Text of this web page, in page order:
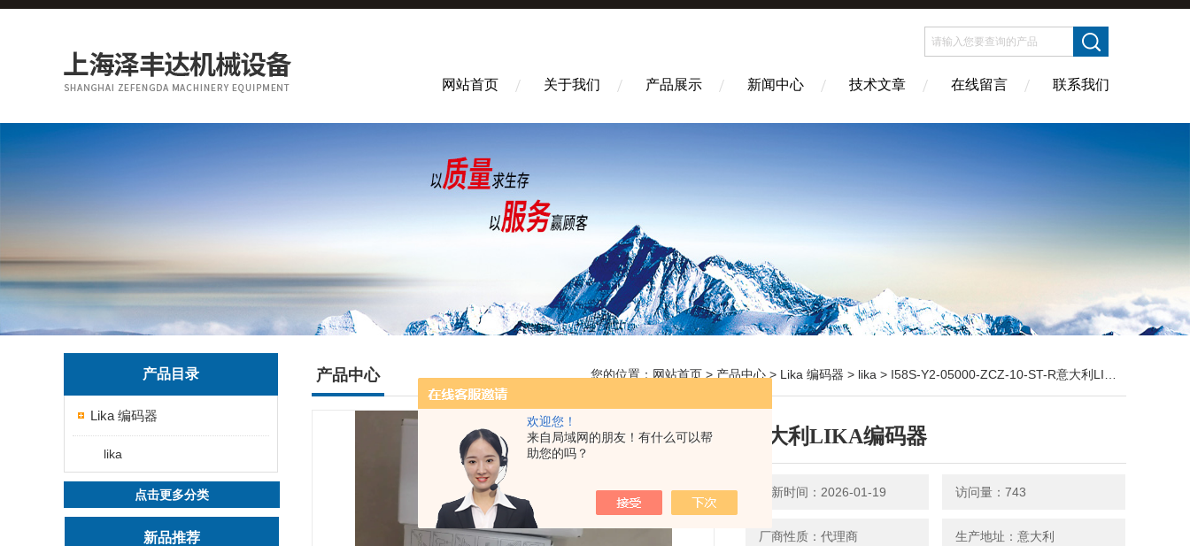
欢迎您！
来自局域网的朋友！有什么可以帮
助您的吗？
网站首页 关于我们 产品展示 新闻中心 技术文章 在线留言 联系我们
产品目录
Lika 编码器
lika
点击更多分类
新品推荐
产品中心 您的位置： 网站首页 > 产品中心 > Lika 编码器 > lika > I58S-Y2-05000-ZCZ-10-ST-R意大利LIKA编码器
意大利LIKA编码器
更新时间：2026-01-19 访问量：743
厂商性质：代理商 生产地址：意大利